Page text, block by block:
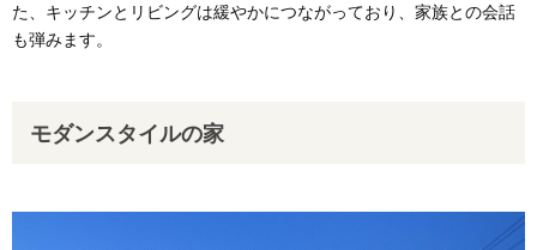
た、キッチンとリビングは緩やかにつながっており、家族との会話
も弾みます。
モダンスタイルの家